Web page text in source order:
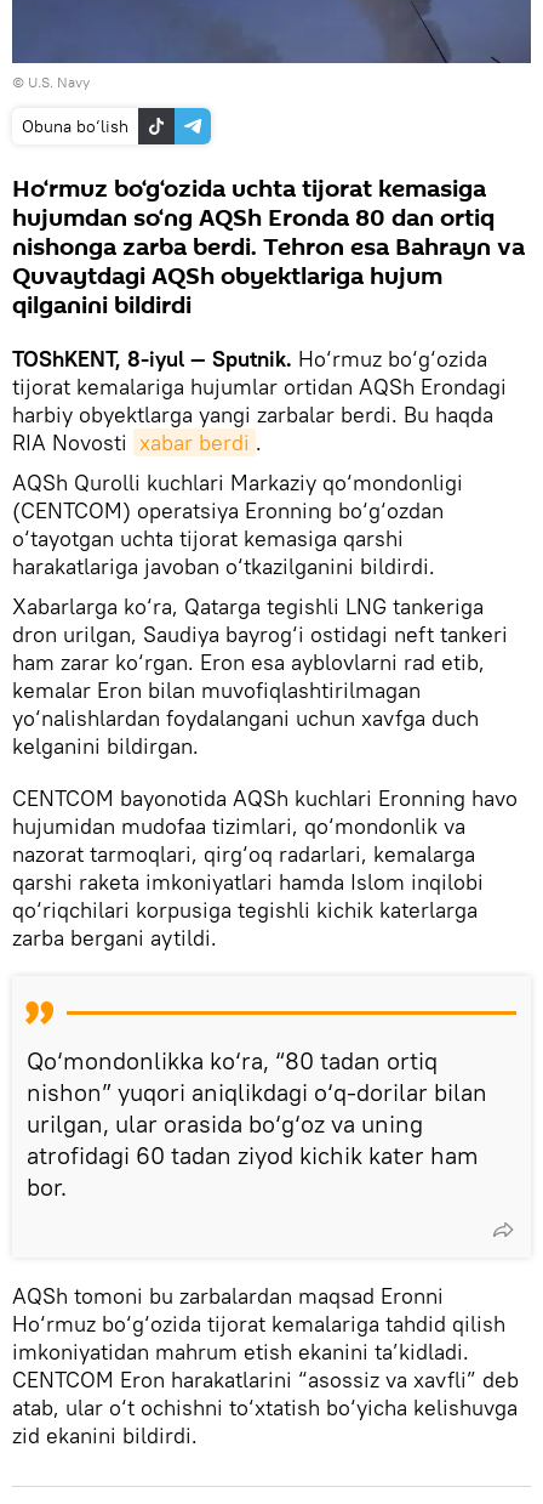
© U.S. Navy
Obuna bo‘lish
Ho‘rmuz bo‘g‘ozida uchta tijorat kemasiga
hujumdan so‘ng AQSh Eronda 80 dan ortiq
nishonga zarba berdi. Tehron esa Bahrayn va
Quvaytdagi AQSh obyektlariga hujum
qilganini bildirdi
TOShKENT, 8-iyul — Sputnik. Ho‘rmuz bo‘g‘ozida
tijorat kemalariga hujumlar ortidan AQSh Erondagi
harbiy obyektlarga yangi zarbalar berdi. Bu haqda
RIA Novosti xabar berdi .
AQSh Qurolli kuchlari Markaziy qo‘mondonligi
(CENTCOM) operatsiya Eronning bo‘g‘ozdan
o‘tayotgan uchta tijorat kemasiga qarshi
harakatlariga javoban o‘tkazilganini bildirdi.
Xabarlarga ko‘ra, Qatarga tegishli LNG tankeriga
dron urilgan, Saudiya bayrog‘i ostidagi neft tankeri
ham zarar ko‘rgan. Eron esa ayblovlarni rad etib,
kemalar Eron bilan muvofiqlashtirilmagan
yo‘nalishlardan foydalangani uchun xavfga duch
kelganini bildirgan.
CENTCOM bayonotida AQSh kuchlari Eronning havo
hujumidan mudofaa tizimlari, qo‘mondonlik va
nazorat tarmoqlari, qirg‘oq radarlari, kemalarga
qarshi raketa imkoniyatlari hamda Islom inqilobi
qo‘riqchilari korpusiga tegishli kichik katerlarga
zarba bergani aytildi.
Qo‘mondonlikka ko‘ra, “80 tadan ortiq
nishon” yuqori aniqlikdagi o‘q-dorilar bilan
urilgan, ular orasida bo‘g‘oz va uning
atrofidagi 60 tadan ziyod kichik kater ham
bor.
AQSh tomoni bu zarbalardan maqsad Eronni
Ho‘rmuz bo‘g‘ozida tijorat kemalariga tahdid qilish
imkoniyatidan mahrum etish ekanini ta’kidladi.
CENTCOM Eron harakatlarini “asossiz va xavfli” deb
atab, ular o‘t ochishni to‘xtatish bo‘yicha kelishuvga
zid ekanini bildirdi.